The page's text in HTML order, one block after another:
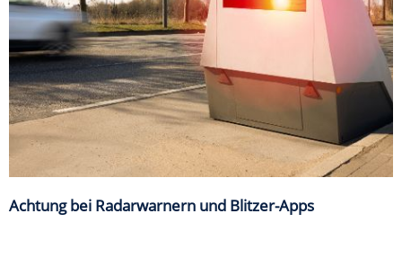
Achtung bei Radarwarnern und Blitzer-Apps